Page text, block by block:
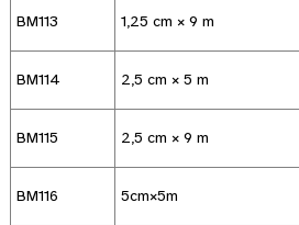
BM113 1,25 cm × 9 m
BM114 2,5 cm × 5 m
BM115 2,5 cm × 9 m
BM116 5cm×5m